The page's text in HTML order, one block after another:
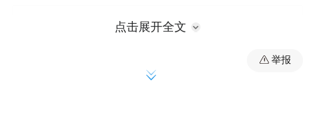
点击展开全文
举报